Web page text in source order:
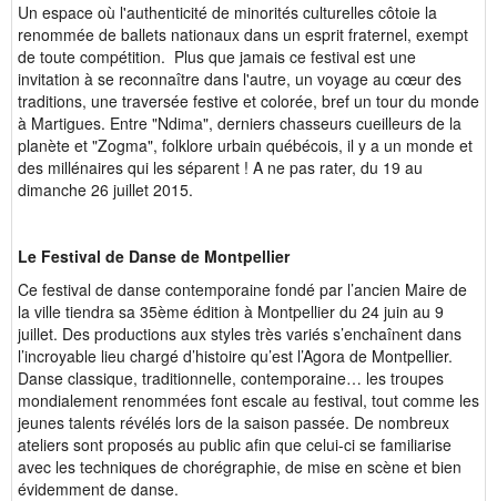
Un espace où l'authenticité de minorités culturelles côtoie la
renommée de ballets nationaux dans un esprit fraternel, exempt
de toute compétition. Plus que jamais ce festival est une
invitation à se reconnaître dans l'autre, un voyage au cœur des
traditions, une traversée festive et colorée, bref un tour du monde
à Martigues. Entre "Ndima", derniers chasseurs cueilleurs de la
planète et "Zogma", folklore urbain québécois, il y a un monde et
des millénaires qui les séparent ! A ne pas rater, du 19 au
dimanche 26 juillet 2015.
Le Festival de Danse de Montpellier
Ce festival de danse contemporaine fondé par l’ancien Maire de
la ville tiendra sa 35ème édition à Montpellier du 24 juin au 9
juillet. Des productions aux styles très variés s’enchaînent dans
l’incroyable lieu chargé d’histoire qu’est l’Agora de Montpellier.
Danse classique, traditionnelle, contemporaine… les troupes
mondialement renommées font escale au festival, tout comme les
jeunes talents révélés lors de la saison passée. De nombreux
ateliers sont proposés au public afin que celui-ci se familiarise
avec les techniques de chorégraphie, de mise en scène et bien
évidemment de danse.